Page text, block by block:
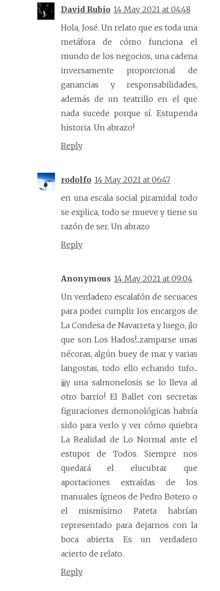
David Rubio 14 May 2021 at 04:48
Hola, José. Un relato que es toda una
metáfora de cómo funciona el
mundo de los negocios, una cadena
inversamente proporcional de
ganancias y responsabilidades,
además de un teatrillo en el que
nada sucede porque sí. Estupenda
historia. Un abrazo!
Reply
rodolfo 14 May 2021 at 06:47
en una escala social piramidal todo
se explica, todo se mueve y tiene su
razón de ser. Un abrazo
Reply
Anonymous 14 May 2021 at 09:04
Un verdadero escalafón de secuaces
para poder cumplir los encargos de
La Condesa de Navarreta y luego, ¡lo
que son Los Hados!...zamparse unas
nécoras, algún buey de mar y varias
langostas, todo ello echando tufo...
¡¡¡y una salmonelosis se lo lleva al
otro barrio! El Ballet con secretas
figuraciones demonológicas habría
sido para verlo y ver cómo quiebra
La Realidad de Lo Normal ante el
estupor de Todos. Siempre nos
quedará el elucubrar que
aportaciones extraídas de los
manuales ígneos de Pedro Botero o
el mismísimo Pateta habrían
representado para dejarnos con la
boca abierta. Es un verdadero
acierto de relato.
Reply